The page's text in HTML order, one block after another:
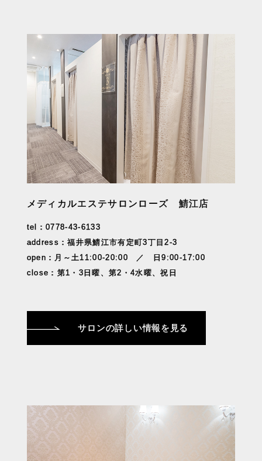
メディカルエステサロンローズ 鯖江店
tel：0778-43-6133
address：福井県鯖江市有定町3丁目2-3
open：月～土11:00-20:00 ／ 日9:00-17:00
close：第1・3日曜、第2・4水曜、祝日
サロンの詳しい情報を見る